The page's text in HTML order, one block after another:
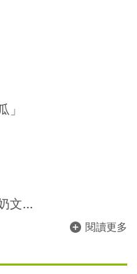
」
文...
閱讀更多